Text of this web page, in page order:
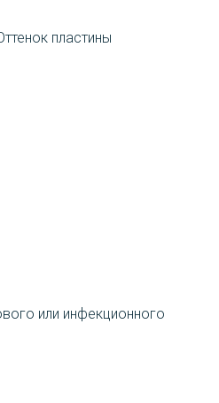
пластины
или инфекционного